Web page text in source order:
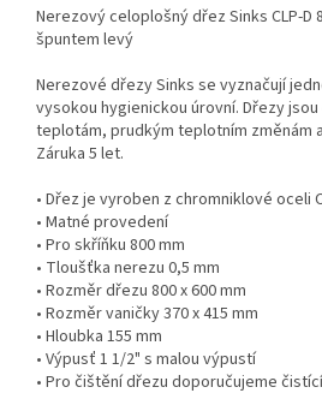
Nerezový celoplošný dřez Sinks CLP-D
špuntem levý
Nerezové dřezy Sinks se vyznačují
vysokou hygienickou úrovní. Dřezy
teplotám, prudkým teplotním změnám
Záruka 5 let.
• Dřez je vyroben z chromniklové oceli
• Matné provedení
• Pro skříňku 800 mm
• Tloušťka nerezu 0,5 mm
• Rozměr dřezu 800 x 600 mm
• Rozměr vaničky 370 x 415 mm
• Hloubka 155 mm
• Výpusť 1 1/2" s malou výpustí
• Pro čištění dřezu doporučujeme